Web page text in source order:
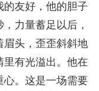
的友好，他的胆子
力量蓄足以后，
眉头，歪歪斜斜地
里有光溢出。他在
心。这是一场需要